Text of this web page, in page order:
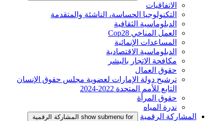
الاتفاقيات
التكنولوجيا الحساسة، الناشئة والمتقدمة
الدبلوماسية الثقافية
العمل المناخي Cop28
المساعدات الإنمائية
الدبلوماسية الاقتصادية
مكافحة الاتجار بالبشر
حقوق العمال
ترشيح دولة الإمارات لعضوية مجلس حقوق الإنسان
التابع للأمم المتحدة 2022-2024
حقوق المرأة
ندرة المياه
المشاركة الرقمية
show submenu for المشاركة الرقمية